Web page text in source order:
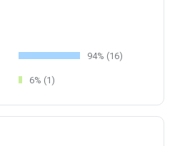
94% (16)
6% (1)